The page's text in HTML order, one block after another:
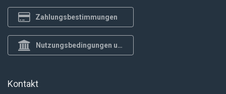
Zahlungsbestimmungen
Nutzungsbedingungen und Datenschutzrichtlinie
Kontakt